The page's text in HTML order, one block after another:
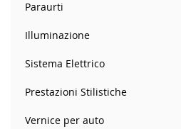
Paraurti
Illuminazione
Sistema Elettrico
Prestazioni Stilistiche
Vernice per auto